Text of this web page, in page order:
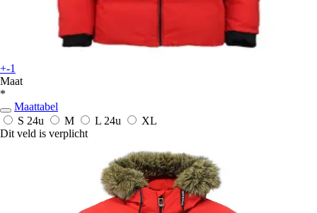
+-1
Maat
*
Maattabel
S 24u M L 24u
XL
Dit veld is verplicht